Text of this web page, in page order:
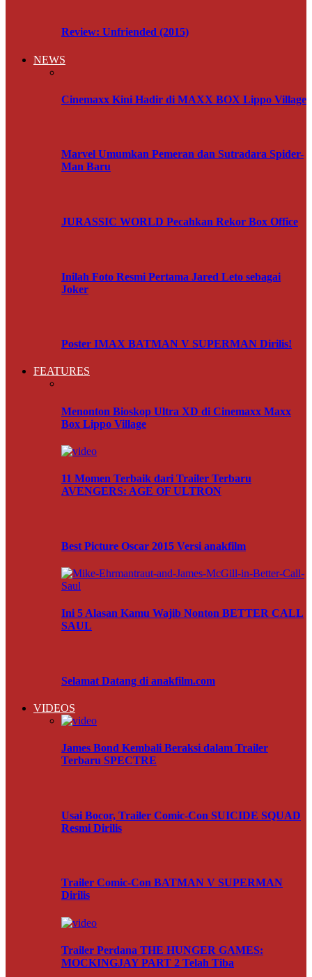
Review: Unfriended (2015)
NEWS
Cinemaxx Kini Hadir di MAXX BOX Lippo Village
Marvel Umumkan Pemeran dan Sutradara Spider-
Man Baru
JURASSIC WORLD Pecahkan Rekor Box Office
Inilah Foto Resmi Pertama Jared Leto sebagai
Joker
Poster IMAX BATMAN V SUPERMAN Dirilis!
FEATURES
Menonton Bioskop Ultra XD di Cinemaxx Maxx
Box Lippo Village
11 Momen Terbaik dari Trailer Terbaru
AVENGERS: AGE OF ULTRON
Best Picture Oscar 2015 Versi anakfilm
Ini 5 Alasan Kamu Wajib Nonton BETTER CALL
SAUL
Selamat Datang di anakfilm.com
VIDEOS
James Bond Kembali Beraksi dalam Trailer
Terbaru SPECTRE
Usai Bocor, Trailer Comic-Con SUICIDE SQUAD
Resmi Dirilis
Trailer Comic-Con BATMAN V SUPERMAN
Dirilis
Trailer Perdana THE HUNGER GAMES:
MOCKINGJAY PART 2 Telah Tiba